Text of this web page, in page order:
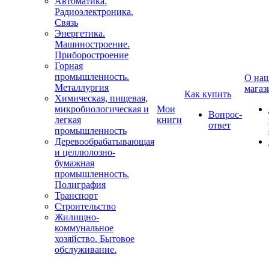
Радиоэлектроника.
Связь
Энергетика.
Машиностроение.
Приборостроение
Горная
промышленность.
Металлургия
Химическая, пищевая,
микробиологическая и
легкая
промышленность
Деревообрабатывающая
и целлюлозно-
бумажная
промышленность.
Полиграфия
Транспорт
Строительство
Жилищно-
коммунальное
хозяйство. Бытовое
обслуживание.
Мои
книги
Как купить
Вопрос-
ответ
О